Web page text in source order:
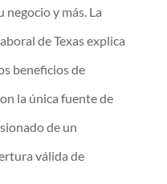
y más. La
de Texas explica
beneficios de
la única fuente de
de un
válida de